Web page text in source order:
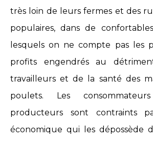
très loin de leurs fermes et des
populaires, dans de
lesquels on ne compte pas les
profits engendrés au
travailleurs et de la santé des
poulets. Les
producteurs sont contraints
économique qui les dépossède